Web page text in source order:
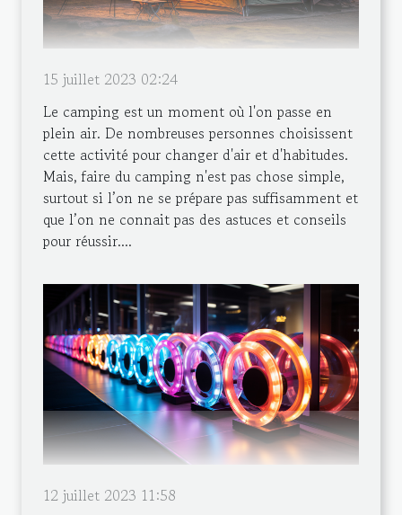
15 juillet 2023 02:24
Le camping est un moment où l'on passe en
plein air. De nombreuses personnes choisissent
cette activité pour changer d'air et d'habitudes.
Mais, faire du camping n'est pas chose simple,
surtout si l’on ne se prépare pas suffisamment et
que l’on ne connait pas des astuces et conseils
pour réussir....
12 juillet 2023 11:58